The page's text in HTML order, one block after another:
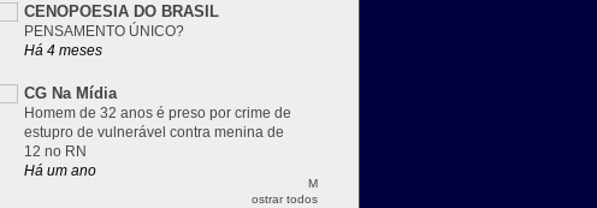
CENOPOESIA DO BRASIL
PENSAMENTO ÚNICO?
Há 4 meses
CG Na Mídia
Homem de 32 anos é preso por crime de
estupro de vulnerável contra menina de
12 no RN
Há um ano
M
ostrar todos